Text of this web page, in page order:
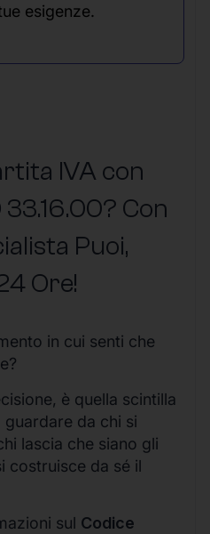
esigenze.
IVA con
33.16.00? Con
Puoi,
Ore!
in cui senti che
è quella scintilla
da chi si
lascia che siano gli
costruisce da sé il
sul Codice